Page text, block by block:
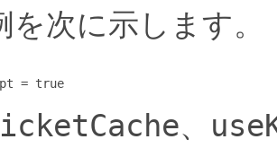
を次に示します。
= true
、